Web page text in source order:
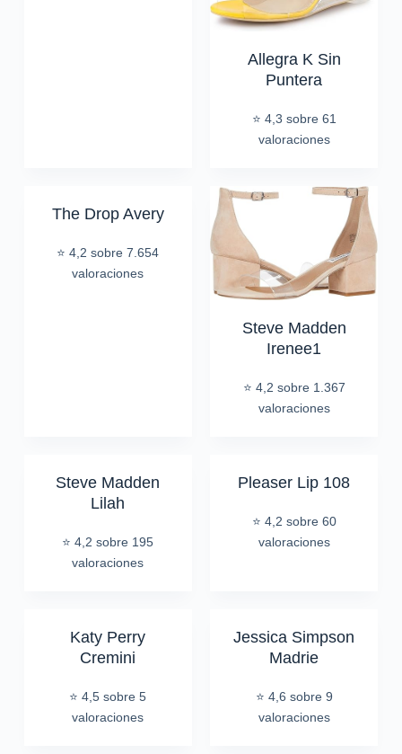
Allegra K Sin
Puntera
⭐ 4,3 sobre 61
valoraciones
The Drop Avery
⭐ 4,2 sobre 7.654
valoraciones
Steve Madden
Irenee1
⭐ 4,2 sobre 1.367
valoraciones
Steve Madden
Lilah
⭐ 4,2 sobre 195
valoraciones
Pleaser Lip 108
⭐ 4,2 sobre 60
valoraciones
Katy Perry
Cremini
⭐ 4,5 sobre 5
valoraciones
Jessica Simpson
Madrie
⭐ 4,6 sobre 9
valoraciones